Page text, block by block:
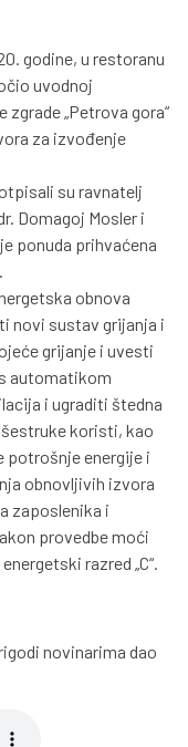
godine, u restoranu
uvodnoj
„Petrova gora“
za izvođenje
su ravnatelj
Domagoj Mosler i
ponuda prihvaćena
obnova
novi sustav grijanja i
grijanje i uvesti
automatikom
i ugraditi štedna
koristi, kao
potrošnje energije i
obnovljivih izvora
zaposlenika i
provedbe moći
razred „C“.
novinarima dao